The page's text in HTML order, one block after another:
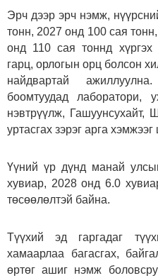
Эрч дээр эрч нэмж,
тонн, 2027 онд 100 сая
онд 110 сая тоннд хүргэх
гарц, орлогын орц болсон
найдвартай
боомтуудад лаборатори,
нэвтрүүлж, Гашуунсухайт,
уртасгах зэрэг арга
Үүний үр дүнд манай
хувиар, 2028 онд 6.0
төсөөлөлтэй байна.
Түүхий эд гаргадаг
хамаарлаа багасгах,
өртөг ашиг нэмж